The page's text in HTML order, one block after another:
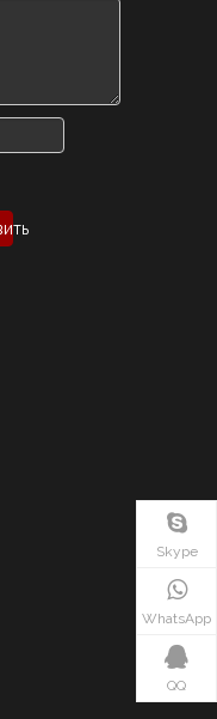
Skype
WhatsApp
QQ